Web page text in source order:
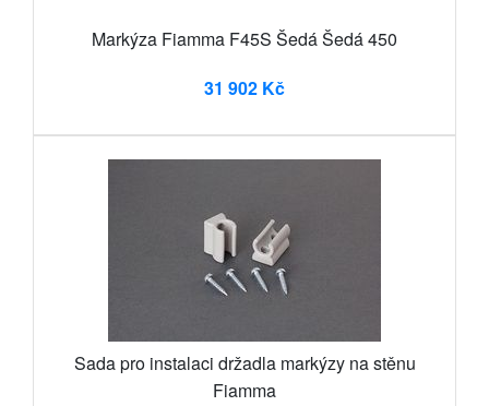
Markýza Fiamma F45S Šedá Šedá 450
31 902 Kč
Sada pro instalaci držadla markýzy na stěnu
Fiamma